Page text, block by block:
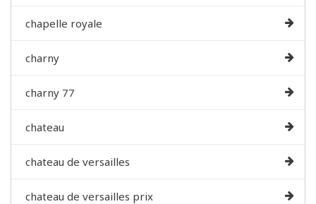
chapelle royale
charny
charny 77
chateau
chateau de versailles
chateau de versailles prix